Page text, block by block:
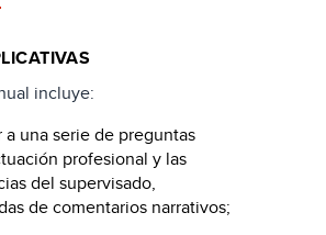
incluye:
a una serie de preguntas
profesional y las
del supervisado,
de comentarios narrativos;